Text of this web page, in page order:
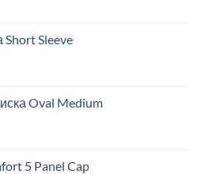
Sleeve
Oval Medium
5 Panel Cap